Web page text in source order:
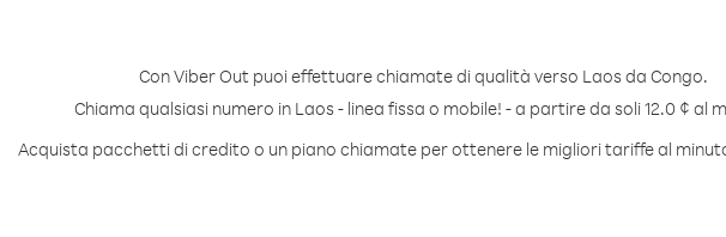
Con Viber Out puoi effettuare chiamate di qualità verso Laos da Congo.
Chiama qualsiasi numero in Laos - linea fissa o mobile! - a partire da soli 12.0 ¢ al
Acquista pacchetti di credito o un piano chiamate per ottenere le migliori tariffe al